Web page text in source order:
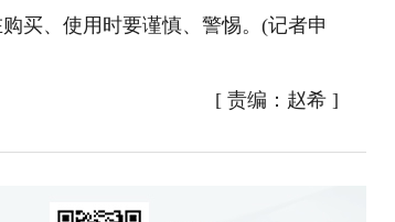
买、使用时要谨慎、警惕。(记者申
[ 责编：赵希 ]